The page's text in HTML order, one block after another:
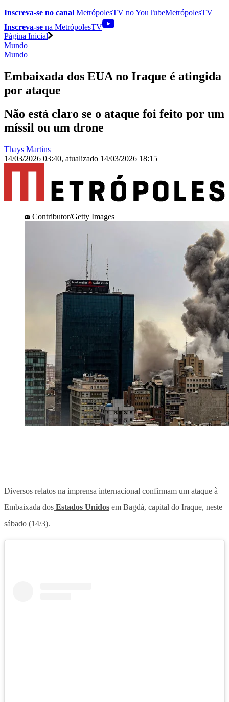
Inscreva-se no canal MetrópolesTV noYouTubeMetrópolesTV
Inscreva-se na MetrópolesTV
Página Inicial
Mundo
Mundo
Embaixada dos EUA no Iraque é atingida
por ataque
Não está claro se o ataque foi feito por um
míssil ou um drone
Thays Martins
14/03/2026 03:40, atualizado 14/03/2026 18:15
Contributor/Getty Images
Diversos relatos na imprensa internacional confirmam um ataque à
Embaixada dos Estados Unidos em Bagdá, capital do Iraque, neste
sábado (14/3).